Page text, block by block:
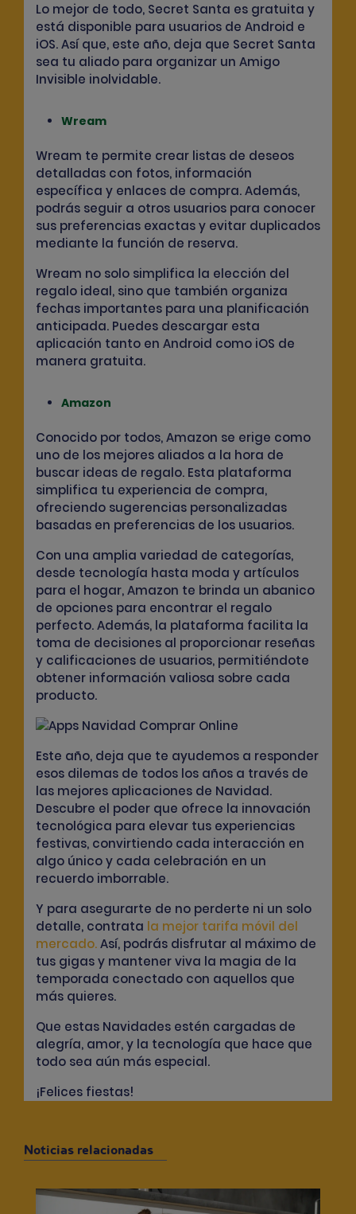
Lo mejor de todo, Secret Santa es gratuita y
está disponible para usuarios de Android e
iOS. Así que, este año, deja que Secret Santa
sea tu aliado para organizar un Amigo
Invisible inolvidable.
Wream
Wream te permite crear listas de deseos
detalladas con fotos, información
específica y enlaces de compra. Además,
podrás seguir a otros usuarios para conocer
sus preferencias exactasy evitar duplicados
mediante la función de reserva.
Wream no solo simplifica la elección del
regalo ideal, sino que también organiza
fechas importantes para una planificación
anticipada. Puedes descargar esta
aplicación tanto en Android como iOS de
manera gratuita.
Amazon
Conocido por todos, Amazon se erige como
uno de los mejores aliados a la hora de
buscar ideas de regalo. Esta plataforma
simplifica tu experiencia de compra,
ofreciendo sugerencias personalizadas
basadas en preferencias de los usuarios.
Con una amplia variedad de categorías,
desde tecnología hasta moda y artículos
para el hogar, Amazon te brinda un abanico
de opciones para encontrar el regalo
perfecto. Además, la plataforma facilita la
toma de decisiones al proporcionar reseñas
y calificaciones de usuarios, permitiéndote
obtener información valiosa sobre cada
producto.
Este año, deja que te ayudemos a responder
esos dilemas de todos los años a través de
las mejores aplicaciones de Navidad.
Descubre el poder que ofrece la innovación
tecnológica para elevar tus experiencias
festivas, convirtiendo cada interacción en
algo único y cada celebración en un
recuerdo imborrable.
Y para asegurarte de no perderte ni un solo
detalle, contrata la mejor tarifa móvil del
mercado.Así, podrás disfrutar al máximo de
tus gigas y mantener viva la magia de la
temporada conectado con aquellos que
más quieres.
Que estas Navidades estén cargadas de
alegría, amor, y la tecnología que hace que
todo sea aún más especial.
¡Felices fiestas!
Noticias relacionadas